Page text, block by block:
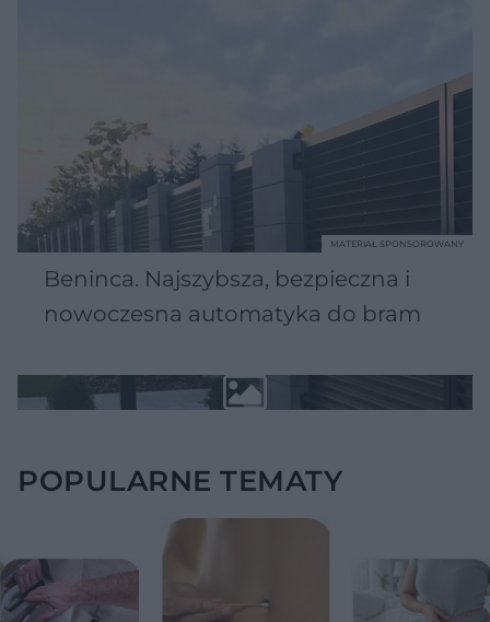
Beninca. Najszybsza, bezpieczna i
nowoczesna automatyka do bram
MATERIAŁ SPONSOROWANY
POPULARNE TEMATY